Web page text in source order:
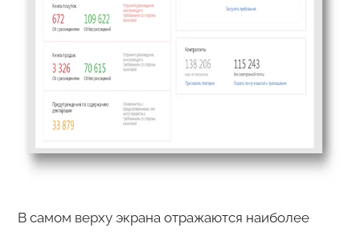
В самом верху экрана отражаются наиболее